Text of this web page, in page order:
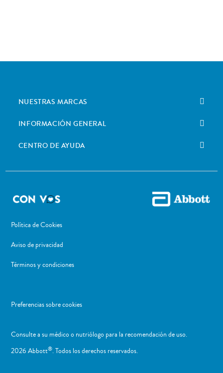
NUESTRAS MARCAS
INFORMACIÓN GENERAL
CENTRO DE AYUDA
Política de Cookies
Aviso de privacidad
Términos y condiciones
Preferencias sobre cookies
Consulte a su médico o nutriólogo para la recomendación de uso. ​
2026 Abbott®. Todos los derechos reservados.